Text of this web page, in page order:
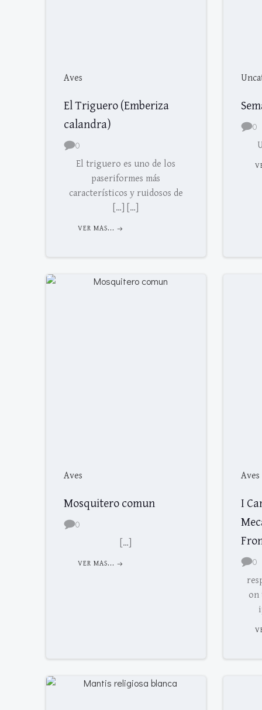
Aves
El Triguero (Emberiza
calandra)
0
El triguero es uno de los
paseriformes más
característicos y ruidosos de
[…] […]
VER MAS...
0
Aves
Mosquitero comun
0
[…]
VER MAS...
Aves
I
0
on